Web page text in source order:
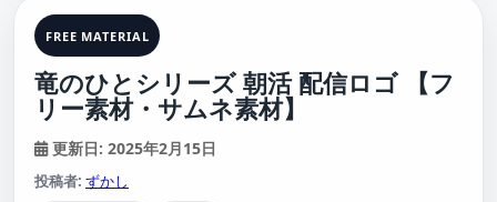
FREE MATERIAL
竜のひとシリーズ 朝活 配信ロゴ 【フ
リー素材・サムネ素材】
更新日: 2025年2月15日
投稿者: ずかし